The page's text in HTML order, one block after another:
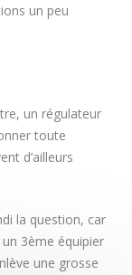
un peu
un régulateur
toute
d’ailleurs
la question, car
3ème équipier
une grosse